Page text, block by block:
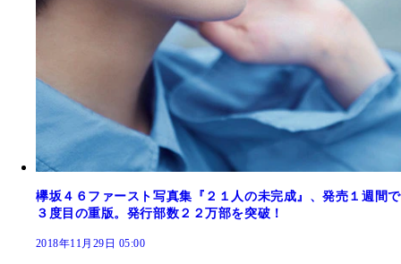
欅坂４６ファースト写真集『２１人の未完成』、発売１週間で
３度目の重版。発行部数２２万部を突破！
2018年11月29日 05:00